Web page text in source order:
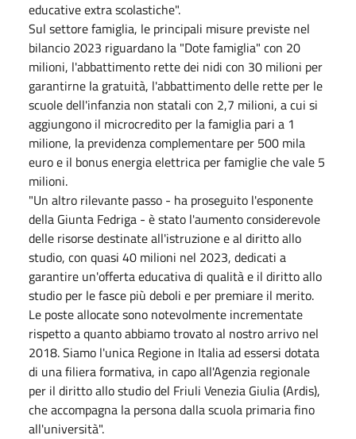
educative extra scolastiche".
Sul settore famiglia, le principali misure previste nel
bilancio 2023 riguardano la "Dote famiglia" con 20
milioni, l'abbattimento rette dei nidi con 30 milioni per
garantirne la gratuità, l'abbattimento delle rette per le
scuole dell'infanzia non statali con 2,7 milioni, a cui si
aggiungono il microcredito per la famiglia pari a 1
milione, la previdenza complementare per 500 mila
euro e il bonus energia elettrica per famiglie che vale 5
milioni.
"Un altro rilevante passo - ha proseguito l'esponente
della Giunta Fedriga - è stato l'aumento considerevole
delle risorse destinate all'istruzione e al diritto allo
studio, con quasi 40 milioni nel 2023, dedicati a
garantire un'offerta educativa di qualità e il diritto allo
studio per le fasce più deboli e per premiare il merito.
Le poste allocate sono notevolmente incrementate
rispetto a quanto abbiamo trovato al nostro arrivo nel
2018. Siamo l'unica Regione in Italia ad essersi dotata
di una filiera formativa, in capo all'Agenzia regionale
per il diritto allo studio del Friuli Venezia Giulia (Ardis),
che accompagna la persona dalla scuola primaria fino
all'università".